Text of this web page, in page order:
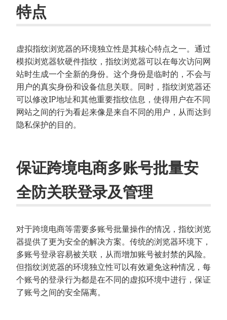
特点
虚拟指纹浏览器的环境独立性是其核心特点之一。通过
模拟浏览器软硬件指纹，指纹浏览器可以在每次访问网
站时生成一个全新的身份。这个身份是临时的，不会与
用户的真实身份和设备信息关联。同时，指纹浏览器还
可以修改IP地址和其他重要指纹信息，使得用户在不同
网站之间的行为看起来像是来自不同的用户，从而达到
隐私保护的目的。
保证跨境电商多账号批量安
全防关联登录及管理
对于跨境电商等需要多账号批量操作的情况，指纹浏览
器提供了更为安全的解决方案。传统的浏览器环境下，
多账号登录容易被关联，从而增加账号被封禁的风险。
但指纹浏览器的环境独立性可以有效避免这种情况，每
个账号的登录行为都是在不同的虚拟环境中进行，保证
了账号之间的安全隔离。